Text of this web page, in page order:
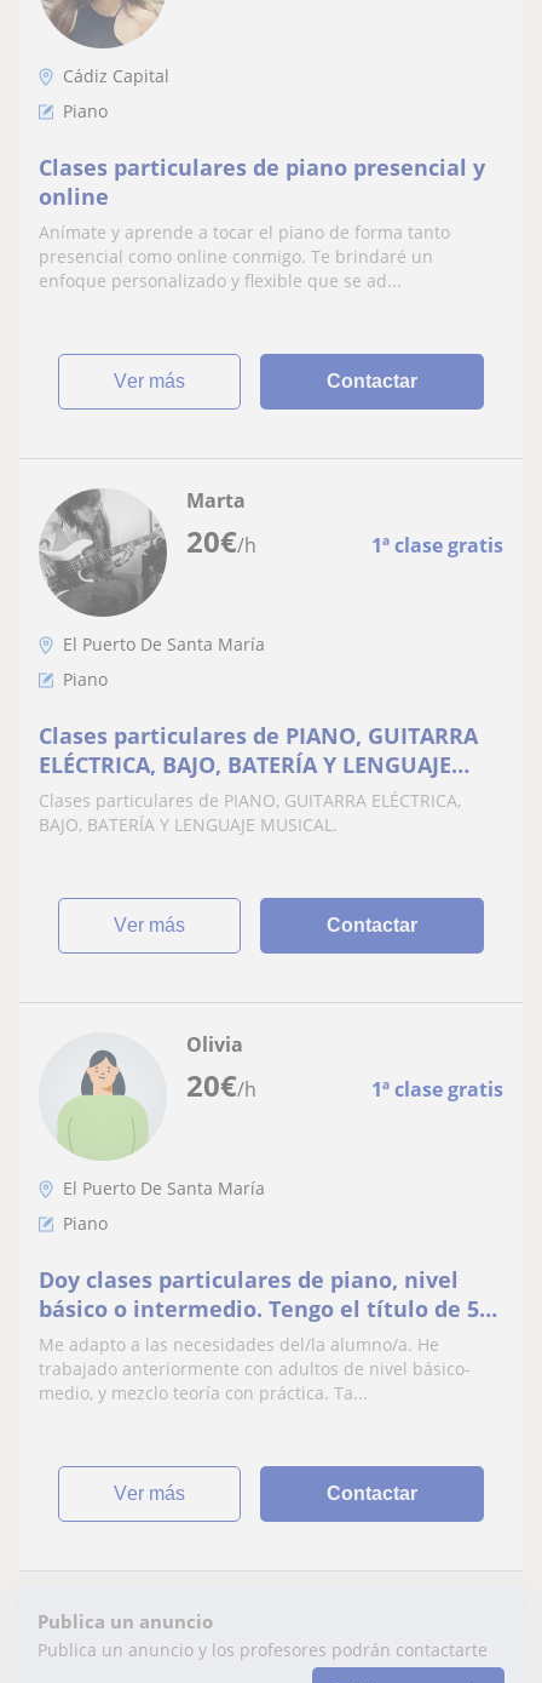
Cádiz Capital
Piano
Clases particulares de piano presencial y
online
Anímate y aprende a tocar el piano de forma tanto
presencial como online conmigo. Te brindaré un
enfoque personalizado y flexible que se ad...
ver más Contactar
20€/h 1ª clase gratis
Marta
El Puerto De Santa María
Piano
Clases particulares de PIANO, GUITARRA
ELÉCTRICA, BAJO, BATERÍA Y LENGUAJE
MUSICAL
Clases particulares de PIANO, GUITARRA ELÉCTRICA,
BAJO, BATERÍA Y LENGUAJE MUSICAL.
ver más Contactar
20€/h 1ª clase gratis
Olivia
El Puerto De Santa María
Piano
Doy clases particulares de piano, nivel
básico o intermedio. Tengo el título de 5º
de Enseñanzas Profesionales del
conservatorio
Me adapto a las necesidades del/la alumno/a. He
trabajado anteriormente con adultos de nivel básico-
medio, y mezclo teoría con práctica. Ta...
ver más Contactar
Publica un anuncio
Publica un anuncio y los profesores podrán contactarte